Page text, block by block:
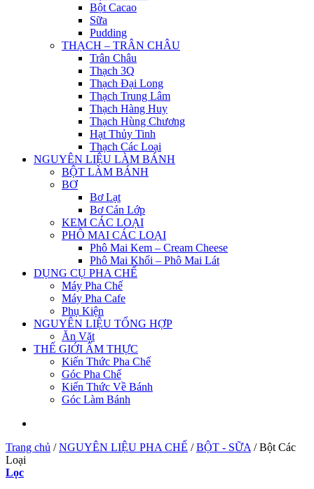
Bột Cacao
Sữa
Pudding
THẠCH – TRÂN CHÂU
Trân Châu
Thạch 3Q
Thạch Đại Long
Thạch Trung Lâm
Thạch Hàng Huy
Thạch Hùng Chương
Hạt Thủy Tinh
Thạch Các Loại
NGUYÊN LIỆU LÀM BÁNH
BỘT LÀM BÁNH
BƠ
Bơ Lạt
Bơ Cán Lớp
KEM CÁC LOẠI
PHÔ MAI CÁC LOẠI
Phô Mai Kem – Cream Cheese
Phô Mai Khối – Phô Mai Lát
DỤNG CỤ PHA CHẾ
Máy Pha Chế
Máy Pha Cafe
Phụ Kiện
NGUYÊN LIỆU TỔNG HỢP
Ăn Vặt
THẾ GIỚI ẨM THỰC
Kiến Thức Pha Chế
Góc Pha Chế
Kiến Thức Về Bánh
Góc Làm Bánh
Trang chủ / NGUYÊN LIỆU PHA CHẾ / BỘT - SỮA /Bột Các
Loại
Lọc